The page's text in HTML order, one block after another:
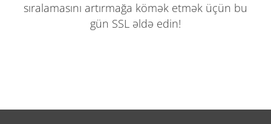
sıralamasını artırmağa kömək etmək üçün bu
gün SSL əldə edin!